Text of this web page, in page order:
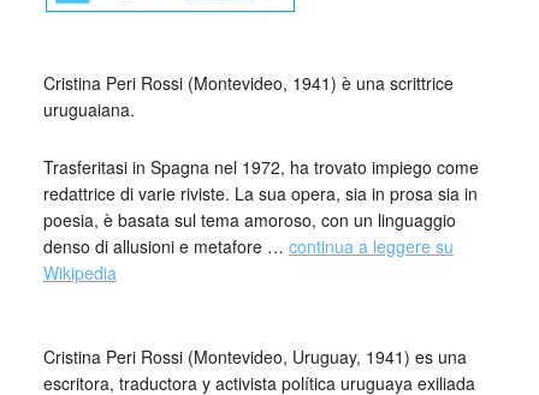
Cristina Peri Rossi (Montevideo, 1941) è una scrittrice
uruguaiana.
Trasferitasi in Spagna nel 1972, ha trovato impiego come
redattrice di varie riviste. La sua opera, sia in prosa sia in
poesia, è basata sul tema amoroso, con un linguaggio
denso di allusioni e metafore … continua a leggere su
Wikipedia
Cristina Peri Rossi (Montevideo, Uruguay, 1941) es una
escritora, traductora y activista política uruguaya exiliada